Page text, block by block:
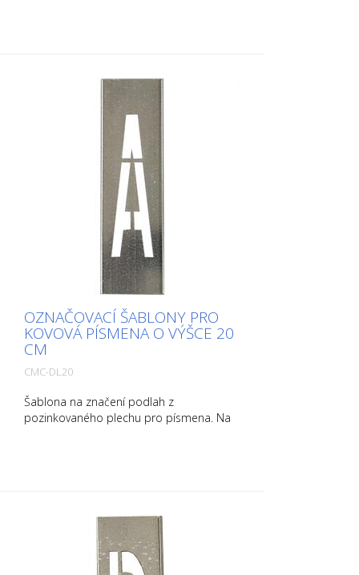
OZNAČOVACÍ ŠABLONY PRO
KOVOVÁ PÍSMENA O VÝŠCE 20
CM
CMC-DL20
Šablona na značení podlah z
pozinkovaného plechu pro písmena. Na